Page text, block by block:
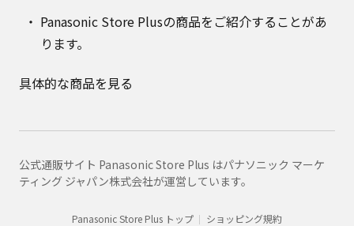
Panasonic Store Plusの商品をご紹介することがあ
ります。
具体的な商品を見る
公式通販サイト Panasonic Store Plus はパナソニック マーケ
ティング ジャパン株式会社が運営しています。
Panasonic Store Plus トップ
ショッピング規約